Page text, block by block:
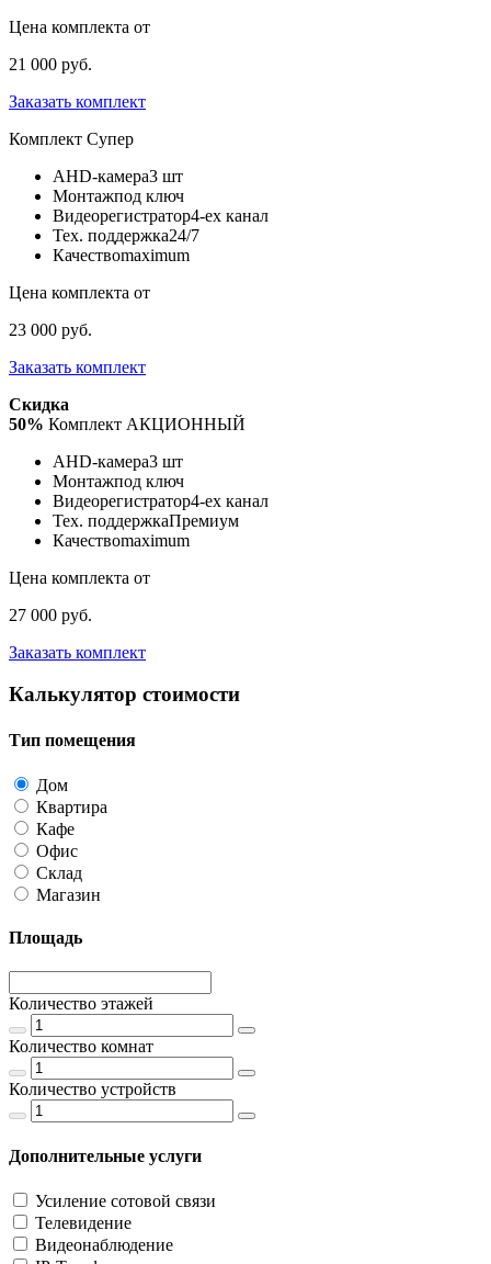
Цена комплекта от
21 000 руб.
Заказать комплект
Комплект Супер
AHD-камера3 шт
Монтажпод ключ
Видеорегистратор4-ех канал
Тех. поддержка24/7
Качествоmaximum
Цена комплекта от
23 000 руб.
Заказать комплект
Скидка
50% Комплект АКЦИОННЫЙ
AHD-камера3 шт
Монтажпод ключ
Видеорегистратор4-ех канал
Тех. поддержкаПремиум
Качествоmaximum
Цена комплекта от
27 000 руб.
Заказать комплект
Калькулятор стоимости
Тип помещения
Дом
Квартира
Кафе
Офис
Склад
Магазин
Площадь
Количество этажей
Количество комнат
Количество устройств
Дополнительные услуги
Усиление сотовой связи
Телевидение
Видеонаблюдение